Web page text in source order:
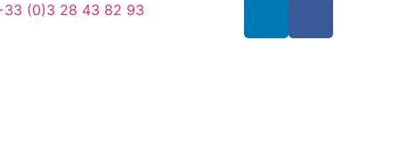
(0)3 28 43 82 93